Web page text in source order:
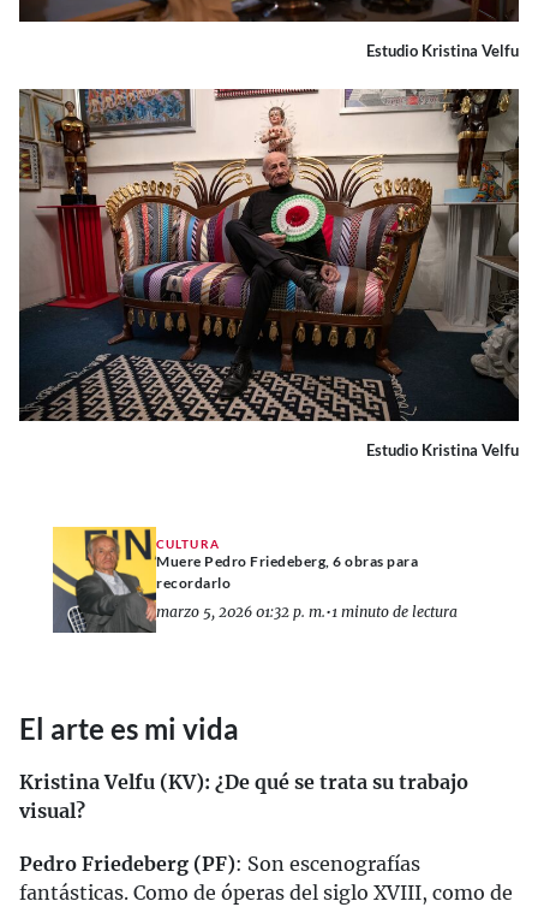
Estudio Kristina Velfu
Estudio Kristina Velfu
CULTURA
Muere Pedro Friedeberg, 6 obras para
recordarlo
marzo 5, 2026 01:32 p. m.•1 minuto de lectura
El arte es mi vida
Kristina Velfu (KV): ¿De qué se trata su trabajo
visual?
Pedro Friedeberg (PF): Son escenografías
fantásticas. Como de óperas del siglo XVIII, como de